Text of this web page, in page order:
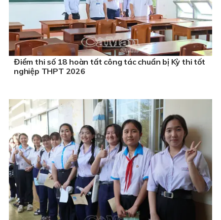
Điểm thi số 18 hoàn tất công tác chuẩn bị Kỳ thi tốt
nghiệp THPT 2026